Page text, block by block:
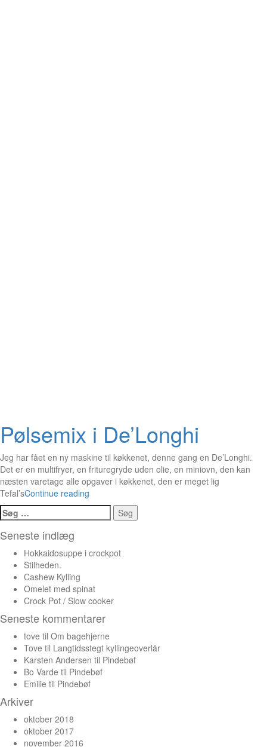
Pølsemix i De’Longhi
Jeg har fået en ny maskine til køkkenet, denne gang en De’Longhi.
Det er en multifryer, en frituregryde uden olie, en miniovn, den kan
næsten varetage alle opgaver i køkkenet, den er meget lig
Tefal’sContinue reading
Søg
efter:
Seneste indlæg
Hokkaidosuppe i crockpot
Stilheden.
Cashew Kylling
Omelet med spinat
Crock Pot / Slow cooker
Seneste kommentarer
tove til Om bagehjerne
Tove til Langtidsstegt kyllingeoverlår
Karsten Andersen til Pindebøf
Bo Varde til Pindebøf
Emilie til Pindebøf
Arkiver
oktober 2018
oktober 2017
november 2016